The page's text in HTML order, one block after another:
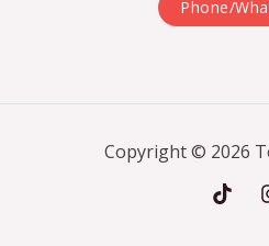
Phone/
Copyright © 2026